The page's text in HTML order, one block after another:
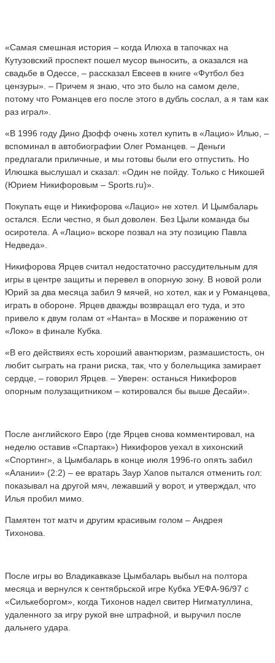
«Самая смешная история – когда Илюха в тапочках на
Кутузовский проспект пошел мусор выносить, а оказался на
свадьбе в Одессе, – рассказал Евсеев в книге «Футбол без
цензуры». – Причем я знаю, что это было на самом деле,
потому что Романцев его после этого в дубль сослал, а я там как
раз играл».
«В 1996 году Дино Дзофф очень хотел купить в «Лацио» Илью, –
вспоминал в автобиографии Олег Романцев. – Деньги
предлагали приличные, и мы готовы были его отпустить. Но
Илюшка выслушал и сказал: «Один не пойду. Только с Никошей
(Юрием Никифоровым – Sports.ru)».
Покупать еще и Никифорова «Лацио» не хотел. И Цымбаларь
остался. Если честно, я был доволен. Без Цыли команда бы
осиротела. А «Лацио» вскоре позвал на эту позицию Павла
Недведа».
Никифорова Ярцев считал недостаточно рассудительным для
игры в центре защиты и перевел в опорную зону. В новой роли
Юрий за два месяца забил 9 мячей, но хотел, как и у Романцева,
играть в обороне. Ярцев дважды возвращал его туда, и это
привело к двум голам от «Нанта» в Москве и поражению от
«Локо» в финале Кубка.
«В его действиях есть хороший авантюризм, размашистость, он
любит сыграть на грани риска, так, что у болельщика замирает
сердце, – говорил Ярцев. – Уверен: останься Никифоров
опорным полузащитником – котировался бы выше Десайи».
После английского Евро (где Ярцев снова комментировал, на
неделю оставив «Спартак») Никифоров уехал в хихонский
«Спортинг», а Цымбаларь в конце июля 1996-го опять забил
«Алании» (2:2) – ее вратарь Заур Хапов пытался отменить гол:
показывал на другой мяч, лежавший у ворот, и утверждал, что
Илья пробил мимо.
Памятен тот матч и другим красивым голом – Андрея
Тихонова.
После игры во Владикавказе Цымбаларь выбыл на полтора
месяца и вернулся к сентябрьской игре Кубка УЕФА-96/97 с
«Силькеборгом», когда Тихонов надел свитер Нигматуллина,
удаленного за игру рукой вне штрафной, и выручил после
дальнего удара.